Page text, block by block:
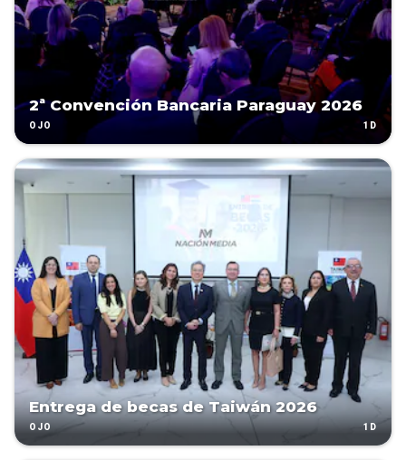
2ª Convención Bancaria Paraguay 2026
OJO 1D
Entrega de becas de Taiwán 2026
OJO 1D